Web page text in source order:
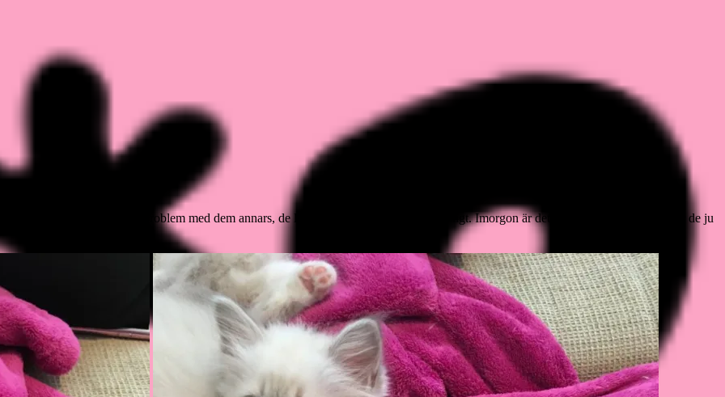
i magen. Men det är inga problem med dem annars, de leker och härjar precis som vanligt. Imorgon är det dags och fota dem, då blir de ju